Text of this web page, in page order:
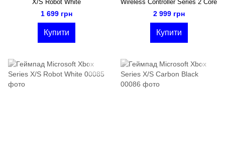
X/S Robot White
1 699 грн
Купити
Wireless Controller Series 2 Core
2 999 грн
Купити